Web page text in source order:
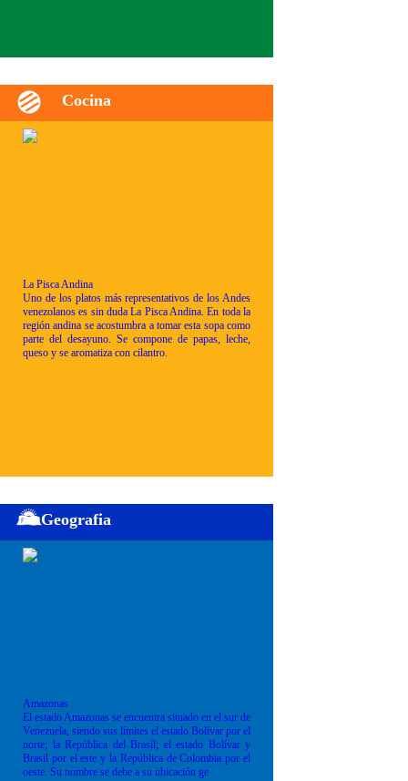
Cocina
La Pisca Andina
Uno de los platos más representativos de los Andes
venezolanos es sin duda La Pisca Andina. En toda la
región andina se acostumbra a tomar esta sopa como
parte del desayuno. Se compone de papas, leche,
queso y se aromatiza con cilantro.
Geografia
Amazonas
El estado Amazonas se encuentra situado en el sur de
Venezuela, siendo sus límites el estado Bolívar por el
norte; la República del Brasil; el estado Bolívar y
Brasil por el este y la República de Colombia por el
oeste. Su nombre se debe a su ubicación ge